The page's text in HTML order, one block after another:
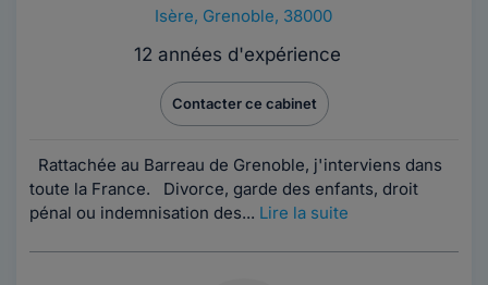
Isère, Grenoble, 38000
12 années d'expérience
Contacter ce cabinet
Rattachée au Barreau de Grenoble, j'interviens dans
toute la France. Divorce, garde des enfants, droit
pénal ou indemnisation des... Lire la suite